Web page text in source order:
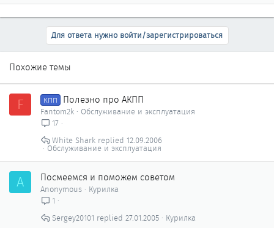
Для ответа нужно войти/зарегистрироваться
Похожие темы
F КПП Полезно про АКПП
Fantom2k
Обслуживание и эксплуатация
17
Обслуживание и эксплуатация
12.09.2006
White Shark
A Посмеемся и поможем советом
Anonymous
Курилка
1
Курилка
27.01.2005
Sergey20101